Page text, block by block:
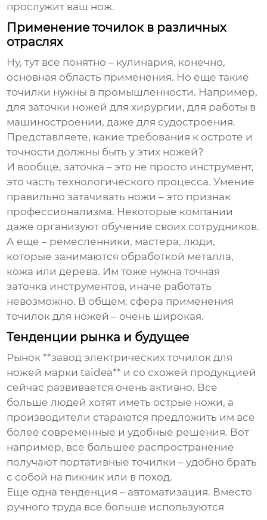
прослужит ваш нож.
Применение точилок в различных
отраслях
Ну, тут все понятно – кулинария, конечно,
основная область применения. Но еще такие
точилки нужны в промышленности. Например,
для заточки ножей для хирургии, для работы в
машиностроении, даже для судостроения.
Представляете, какие требования к остроте и
точности должны быть у этих ножей?
И вообще, заточка – это не просто инструмент,
это часть технологического процесса. Умение
правильно затачивать ножи – это признак
профессионализма. Некоторые компании
даже организуют обучение своих сотрудников.
А еще – ремесленники, мастера, люди,
которые занимаются обработкой металла,
кожа или дерева. Им тоже нужна точная
заточка инструментов, иначе работать
невозможно. В общем, сфера применения
точилок для ножей – очень широкая.
Тенденции рынка и будущее
Рынок **завод электрических точилок для
ножей марки taidea** и со схожей продукцией
сейчас развивается очень активно. Все
больше людей хотят иметь острые ножи, а
производители стараются предложить им все
более современные и удобные решения. Вот
например, все большее распространение
получают портативные точилки – удобно брать
с собой на пикник или в поход.
Еще одна тенденция – автоматизация. Вместо
ручного труда все больше используются